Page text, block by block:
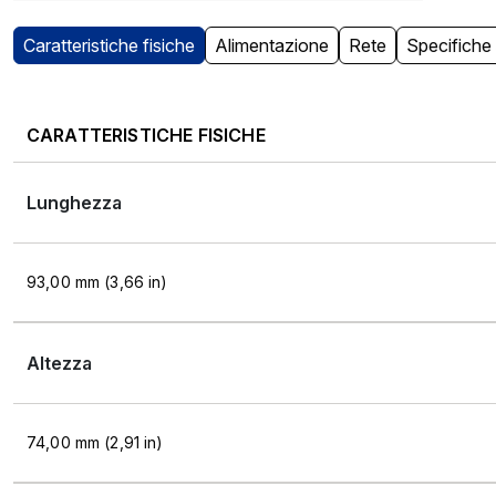
Caratteristiche fisiche Alimentazione Rete Specifiche
CARATTERISTICHE FISICHE
Lunghezza
93,00 mm (3,66 in)
Altezza
74,00 mm (2,91 in)